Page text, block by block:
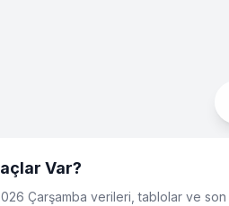
Var?
Çarşamba verileri, tablolar ve son